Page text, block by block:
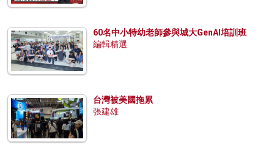
60名中小特幼老師參與城大GenAI培訓班
編輯精選
台灣被美國拖累
張建雄